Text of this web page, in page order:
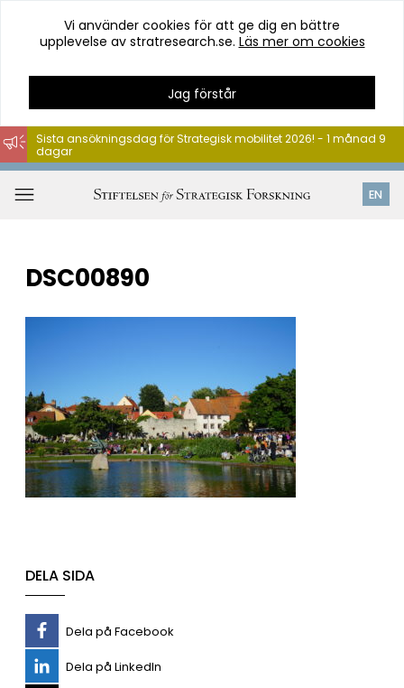
Hoppa
till
innehåll
Vi använder cookies för att ge dig en bättre
upplevelse av stratresearch.se. Läs mer om cookies
Jag förstår
EN
Sista ansökningsdag för Strategisk mobilitet 2026! - 1 månad 9
dagar
DSC00890
DELA SIDA
Dela på Facebook
Dela på LinkedIn